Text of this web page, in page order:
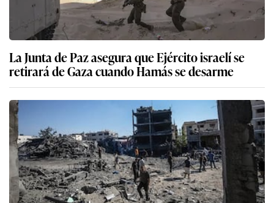
La Junta de Paz asegura que Ejército israelí se
retirará de Gaza cuando Hamás se desarme